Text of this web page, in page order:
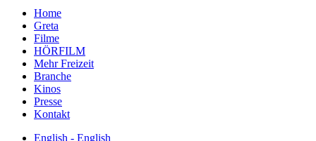
Home
Greta
Filme
HÖRFILM
Mehr Freizeit
Branche
Kinos
Presse
Kontakt
English - English